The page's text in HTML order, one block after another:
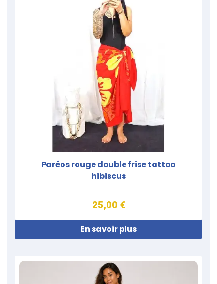
Paréos rouge double frise tattoo
hibiscus
25,00 €
En savoir plus